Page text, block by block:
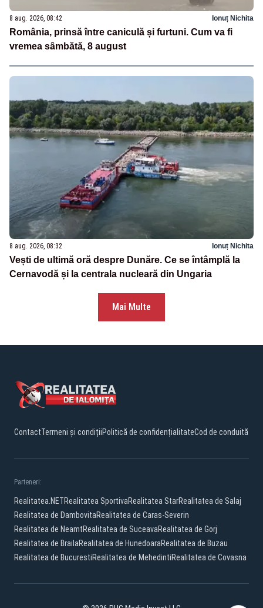
8 aug. 2026, 08:42 Ionuț Nichita
România, prinsă între caniculă și furtuni. Cum va fi
vremea sâmbătă, 8 august
8 aug. 2026, 08:32 Ionuț Nichita
Vești de ultimă oră despre Dunăre. Ce se întâmplă la
Cernavodă și la centrala nucleară din Ungaria
Mai Multe
ContactTermeni și condițiiPolitică de confidențialitateCod de conduită
Parteneri:
Realitatea.NETRealitatea SportivaRealitatea StarRealitatea de Salaj
Realitatea de DambovitaRealitatea de Caras-Severin
Realitatea de NeamtRealitatea de SuceavaRealitatea de Gorj
Realitatea de BrailaRealitatea de HunedoaraRealitatea de Buzau
Realitatea de BucurestiRealitatea de MehedintiRealitatea de Covasna